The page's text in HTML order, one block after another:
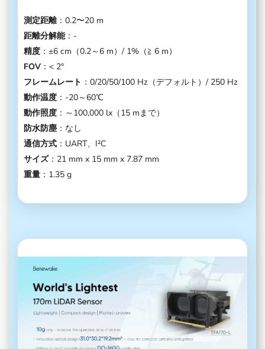
測定距離：0.2〜20 m
距離分解能：-
精度 ：±6 cm（0.2～6 m）/ 1%（≧ 6 m）
FOV ：< 2°
フレームレート ：0/20/50/100 Hz（デフォルト）/ 250 Hz
動作温度 ：-20～60℃
動作照度 ：～100,000 lx（15 mまで）
防水防塵 ：なし
通信方式 ：UART、I²C
サイズ：21 mm x 15 mm x 7.87 mm
重量 ：1.35 g